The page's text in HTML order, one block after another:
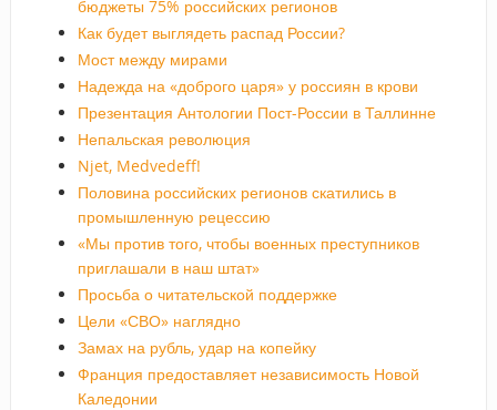
бюджеты 75% российских регионов
Как будет выглядеть распад России?
Мост между мирами
Надежда на «доброго царя» у россиян в крови
Презентация Антологии Пост-России в Таллинне
Непальская революция
Njet, Medvedeff!
Половина российских регионов скатились в
промышленную рецессию
«Мы против того, чтобы военных преступников
приглашали в наш штат»
Просьба о читательской поддержке
Цели «СВО» наглядно
Замах на рубль, удар на копейку
Франция предоставляет независимость Новой
Каледонии